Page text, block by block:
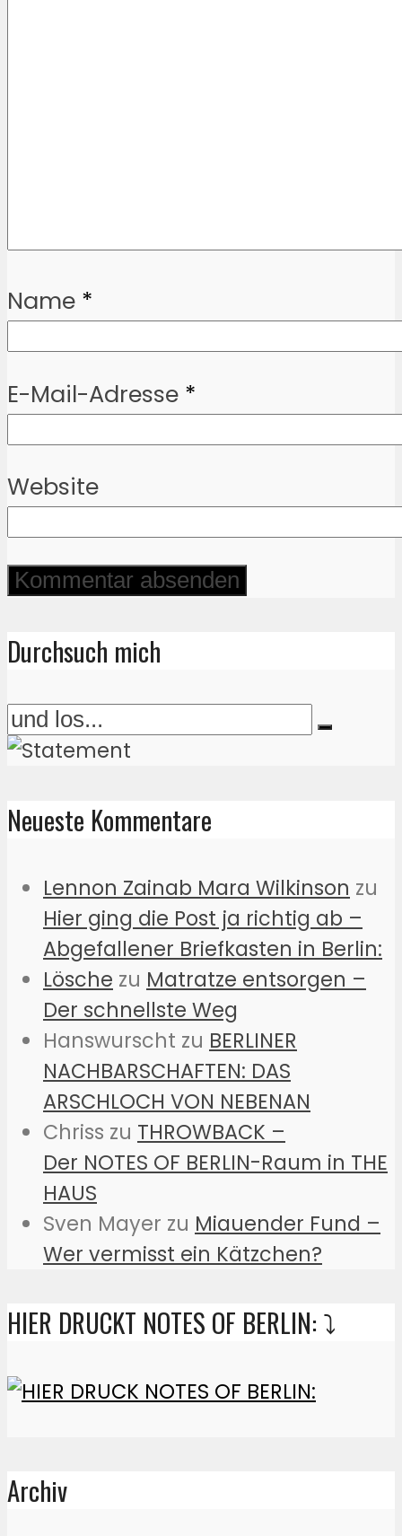
Name *
E-Mail-Adresse *
Website
Durchsuch mich
Neueste Kommentare
Lennon Zainab Mara Wilkinson zu
Hier ging die Post ja richtig ab –
Abgefallener Briefkasten in Berlin:
Lösche zu Matratze entsorgen –
Der schnellste Weg
Hanswurscht zu BERLINER
NACHBARSCHAFTEN: DAS
ARSCHLOCH VON NEBENAN
Chriss zu THROWBACK –
Der NOTES OF BERLIN-Raum in THE
HAUS
Sven Mayer zu Miauender Fund –
Wer vermisst ein Kätzchen?
HIER DRUCKT NOTES OF BERLIN: ⤵️
Archiv